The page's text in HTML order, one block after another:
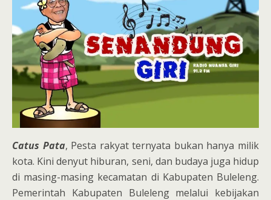
Catus Pata, Pesta rakyat ternyata bukan hanya milik
kota. Kini denyut hiburan, seni, dan budaya juga hidup
di masing-masing kecamatan di Kabupaten Buleleng.
Pemerintah Kabupaten Buleleng melalui kebijakan